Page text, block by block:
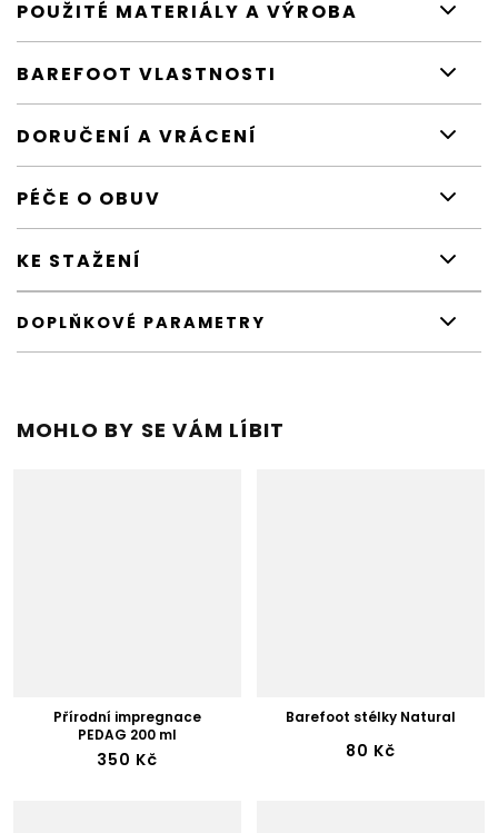
POUŽITÉ MATERIÁLY A VÝROBA
BAREFOOT VLASTNOSTI
DORUČENÍ A VRÁCENÍ
PÉČE O OBUV
KE STAŽENÍ
DOPLŇKOVÉ PARAMETRY
MOHLO BY SE VÁM LÍBIT
Přírodní impregnace
PEDAG 200 ml
350 Kč
Barefoot stélky Natural
80 Kč